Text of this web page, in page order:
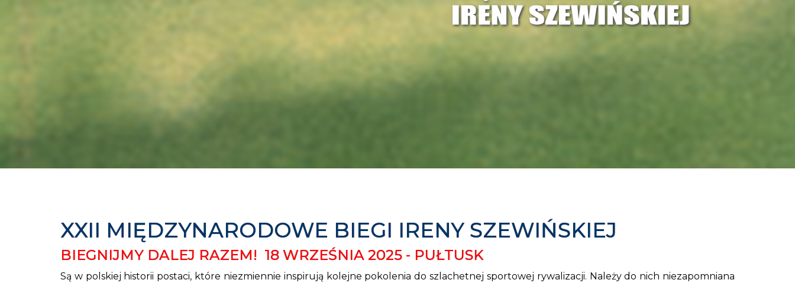
XXII MIĘDZYNARODOWE BIEGI IRENY SZEWIŃSKIEJ
BIEGNIJMY DALEJ RAZEM! 18 WRZEŚNIA 2025 - PUŁTUSK
Są w polskiej historii postaci, które niezmiennie inspirują kolejne pokolenia do szlachetnej sportowej rywalizacji. Należy do nich niezapomniana